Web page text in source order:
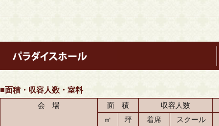
■面積・収容人数・室料
会 場
面 積
収容人数
㎡
坪 着席 スクール